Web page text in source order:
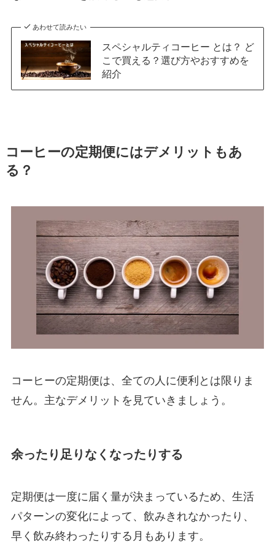
あわせて読みたい
スペシャルティコーヒー とは？ ど
こで買える？選び方やおすすめを
紹介
コーヒーの定期便にはデメリットもあ
る？
コーヒーの定期便は、全ての人に便利とは限りま
せん。主なデメリットを見ていきましょう。
余ったり足りなくなったりする
定期便は一度に届く量が決まっているため、生活
パターンの変化によって、飲みきれなかったり、
早く飲み終わったりする月もあります。